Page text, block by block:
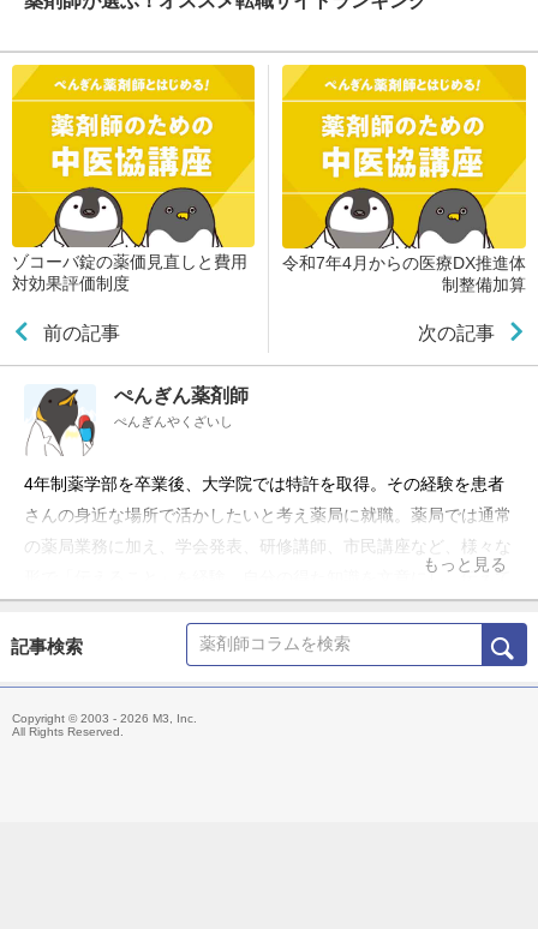
ゾコーバ錠の薬価見直しと費用
対効果評価制度
前の記事
令和7年4月からの医療DX推進体
制整備加算
次の記事
ぺんぎん薬剤師
ぺんぎんやくざいし
4年制薬学部を卒業後、大学院では特許を取得。その経験を患者
さんの身近な場所で活かしたいと考え薬局に就職。薬局では通常
の薬局業務に加え、学会発表、研修講師、市民講座など、様々な
形で「伝えること」を経験。自分の得た知識を文章にし、伝えて
中、後輩に教える時間がなくなり、伝える場としてブログ「薬剤
師の脳みそ」の運営を開始。その後はTwitter、Facebook、
な情報を提供できるメディアを目指して運営を続けています。
もっと見る
記事検索
Copyright © 2003 - 2026 M3, Inc.
All Rights Reserved.